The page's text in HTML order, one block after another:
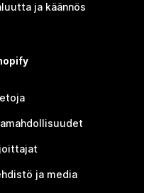
ja käännös
ja media